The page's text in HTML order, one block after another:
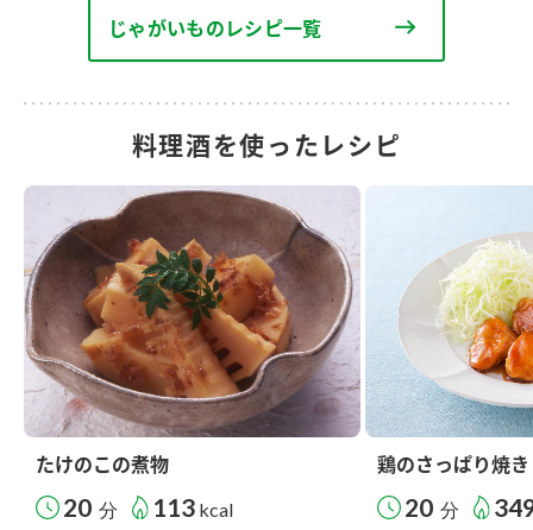
じゃがいものレシピ一覧
料理酒を使ったレシピ
たけのこの煮物
20 分 113 kcal
鶏のさっぱり焼き
20 分